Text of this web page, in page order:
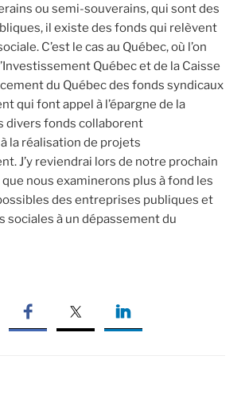
ou semi-souverains, qui sont des
il existe des fonds qui relèvent
C’est le cas au Québec, où l’on
Québec et de la Caisse
du Québec des fonds syndicaux
qui font appel à l’épargne de la
divers fonds collaborent
la réalisation de projets
J’y reviendrai lors de notre prochain
nous examinerons plus à fond les
des entreprises publiques et
sociales à un dépassement du